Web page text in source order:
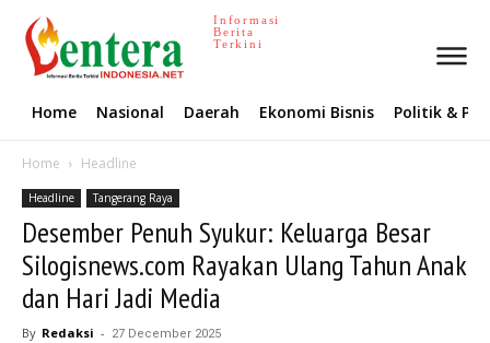
Informasi
Berita
Terkini
Home Nasional Daerah Ekonomi Bisnis Politik &
Home Headline
Headline Tangerang Raya
Desember Penuh Syukur: Keluarga Besar
Silogisnews.com Rayakan Ulang Tahun Anak
dan Hari Jadi Media
By Redaksi - 27 December 2025